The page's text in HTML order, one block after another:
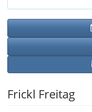
Frickl Freitag